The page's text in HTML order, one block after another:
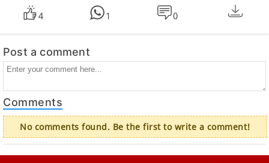
4 1 0
Post a comment
Comments
No comments found. Be the first to write a comment!